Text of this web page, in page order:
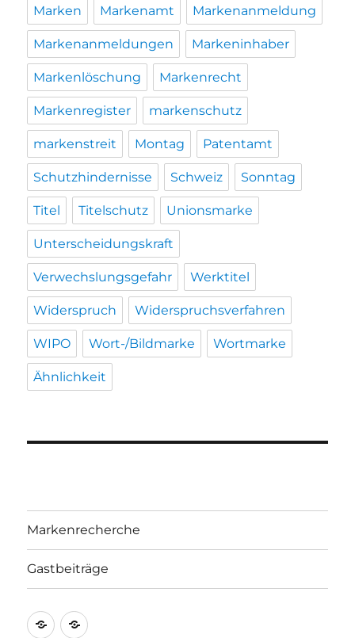
Marken Markenamt Markenanmeldung
Markenanmeldungen Markeninhaber
Markenlöschung Markenrecht
Markenregister markenschutz
markenstreit Montag Patentamt
Schutzhindernisse Schweiz Sonntag
Titel Titelschutz Unionsmarke
Unterscheidungskraft
Verwechslungsgefahr Werktitel
Widerspruch Widerspruchsverfahren
WIPO Wort-/Bildmarke Wortmarke
Ähnlichkeit
Markenrecherche
Gastbeiträge
Markenrecherche
Gastbeiträge